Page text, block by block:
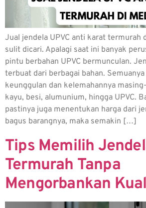
Jual jendela UPVC anti karat termurah
sulit dicari. Apalagi saat ini banyak
pintu berbahan UPVC bermunculan.
terbuat dari berbagai bahan.
keunggulan dan kelemahannya
kayu, besi, alumunium, hingga UPVC.
pastinya juga menentukan harga dari
bagus barangnya, maka semakin […]
Tips Memilih
Termurah Tanpa
Mengorbankan